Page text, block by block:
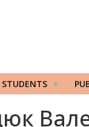
STUDENTS